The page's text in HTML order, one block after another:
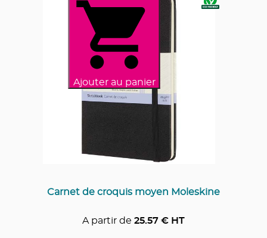
Ajouter au panier
Carnet de croquis moyen Moleskine
A partir de 25.57 € HT